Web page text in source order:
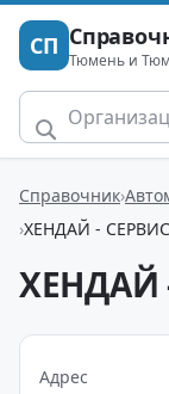
СП Тюмень и
Справочник
ХЕНДАЙ -
ХЕНДАЙ
Адрес